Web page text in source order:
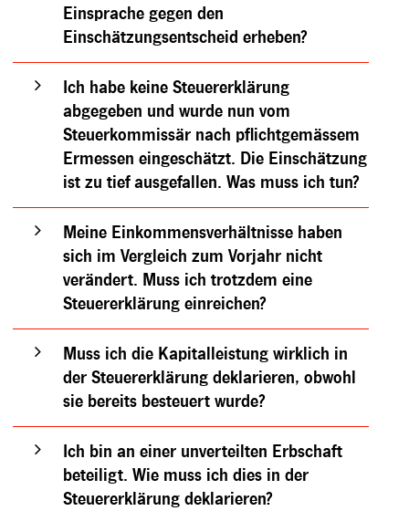
Einsprache gegen den
Einschätzungsentscheid erheben?
Ich habe keine Steuererklärung
abgegeben und wurde nun vom
Steuerkommissär nach pflichtgemässem
Ermessen eingeschätzt. Die Einschätzung
ist zu tief ausgefallen. Was muss ich tun?
Meine Einkommensverhältnisse haben
sich im Vergleich zum Vorjahr nicht
verändert. Muss ich trotzdem eine
Steuererklärung einreichen?
Muss ich die Kapitalleistung wirklich in
der Steuererklärung deklarieren, obwohl
sie bereits besteuert wurde?
Ich bin an einer unverteilten Erbschaft
beteiligt. Wie muss ich dies in der
Steuererklärung deklarieren?